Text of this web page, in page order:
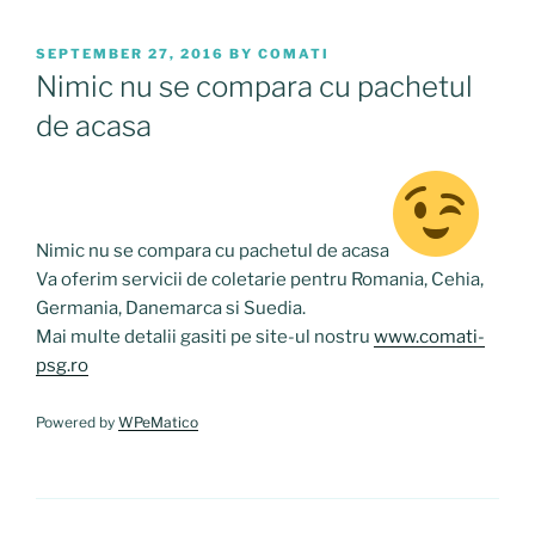
POSTED
ON
SEPTEMBER 27, 2016 BY COMATI
Nimic nu se compara cu pachetul
de acasa
Nimic nu se compara cu pachetul de acasa
Va oferim servicii de coletarie pentru Romania, Cehia,
Germania, Danemarca si Suedia.
Mai multe detalii gasiti pe site-ul nostru www.comati-
psg.ro
Powered by WPeMatico